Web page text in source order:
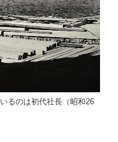
るのは初代社長（昭和26